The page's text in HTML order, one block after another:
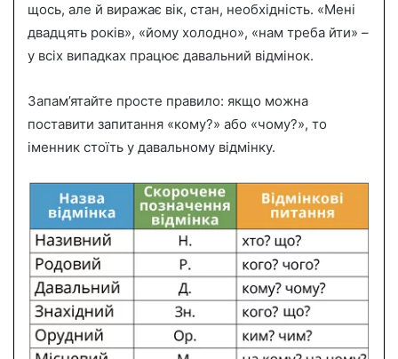
щось, але й виражає вік, стан, необхідність. «Мені
двадцять років», «йому холодно», «нам треба йти» –
у всіх випадках працює давальний відмінок.
Запам’ятайте просте правило: якщо можна
поставити запитання «кому?» або «чому?», то
іменник стоїть у давальному відмінку.